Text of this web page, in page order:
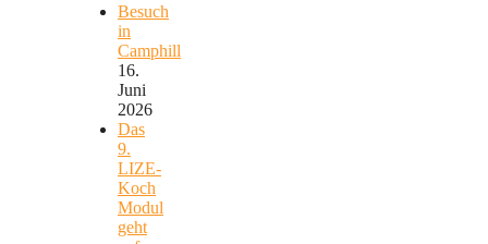
Besuch
in
Camphill
16.
Juni
2026
Das
9.
LIZE-
Koch
Modul
geht